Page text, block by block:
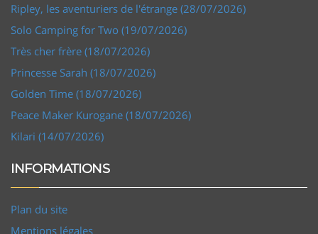
Ripley, les aventuriers de l'étrange (28/07/2026)
Solo Camping for Two (19/07/2026)
Très cher frère (18/07/2026)
Princesse Sarah (18/07/2026)
Golden Time (18/07/2026)
Peace Maker Kurogane (18/07/2026)
Kilari (14/07/2026)
INFORMATIONS
Plan du site
Mentions légales